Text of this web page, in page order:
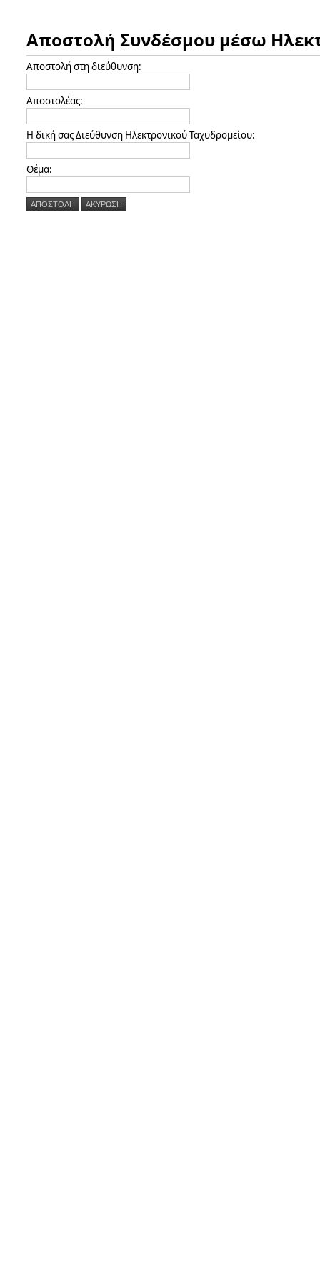
Αποστολή Συνδέσμου μέσω
Αποστολή στη διεύθυνση:
Αποστολέας:
Η δική σας Διεύθυνση Ηλεκτρονικού Ταχυδρομείου:
Θέμα:
ΑΠΟΣΤΟΛΉ AΚΎΡΩΣΗ